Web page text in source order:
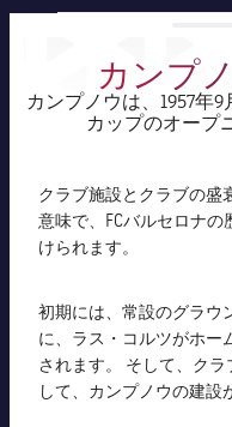
PLUSICON
LABEL.ARIA.PLUS
トップチーム
女子サッカー
plusicon
label.aria.plus
スケジュール
チケット
結果
順位表
バルサAtlètic
plusicon
label.aria.plus
スケジュール
チケット
結果
トップチーム
plusicon
label.aria.plus
スケジュール
PLUSICON
LABEL.ARIA.PLUS
カンプ
カンプノウは、1957年
カップのオープ
クラブ施設とクラブの盛
意味で、FCバルセロナ
けられます。
初期には、常設のグラウ
に、ラス・コルツがホー
されます。 そして、ク
して、カンプノウの建設